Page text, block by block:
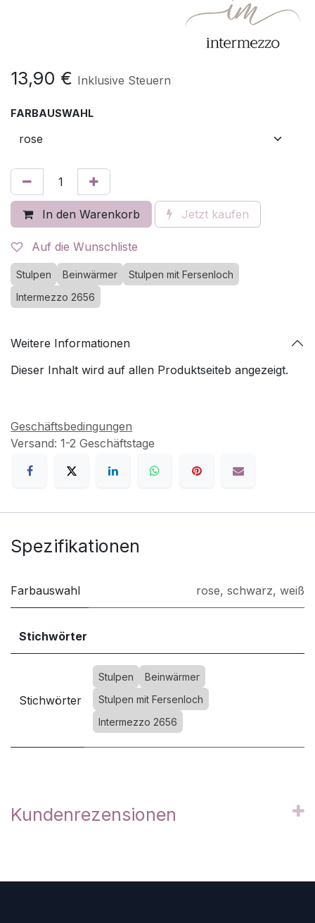
13,90 € Inklusive Steuern
FARBAUSWAHL
In den Warenkorb Jetzt kaufen
Auf die Wunschliste
Stulpen Beinwärmer
Stulpen mit Fersenloch
Intermezzo 2656
Weitere Informationen
Dieser Inhalt wird auf allen Produktseiteb angezeigt.
Geschäftsbedingungen
Versand: 1-2 Geschäftstage
Spezifikationen
Farbauswahl rose, schwarz, weiß
Stichwörter
Stichwörter
Stulpen
Beinwärmer
Stulpen mit Fersenloch
Intermezzo 2656
Kundenrezensionen